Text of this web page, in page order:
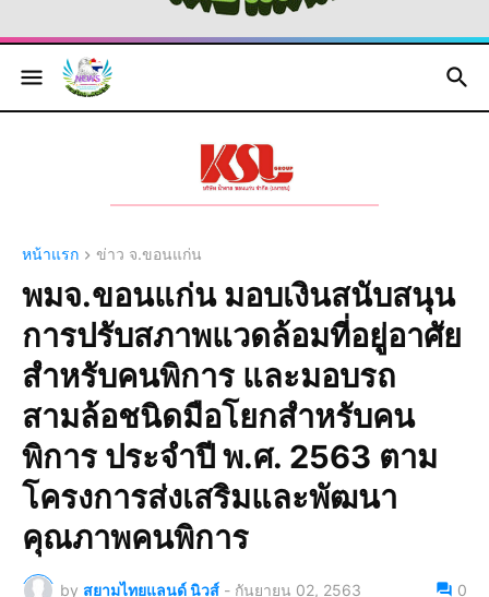
หน้าแรก ข่าว จ.ขอนแก่น
พมจ.ขอนแก่น มอบเงินสนับสนุน
การปรับสภาพแวดล้อมที่อยู่อาศัย
สำหรับคนพิการ และมอบรถ
สามล้อชนิดมือโยกสำหรับคน
พิการ ประจำปี พ.ศ. 2563 ตาม
โครงการส่งเสริมและพัฒนา
คุณภาพคนพิการ
by สยามไทยแลนด์ นิวส์ - กันยายน 02, 2563 0